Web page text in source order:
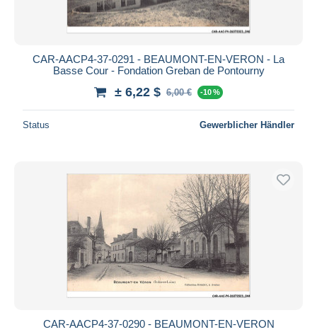
CAR-AACP4-37-0291 - BEAUMONT-EN-VERON - La
Basse Cour - Fondation Greban de Pontourny
± 6,22 $ 6,00 € -10 %
Status Gewerblicher Händler
CAR-AACP4-37-0290 - BEAUMONT-EN-VERON